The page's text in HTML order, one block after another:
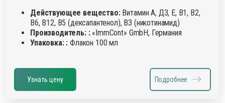
Действующее вещество:Витамин А, Д3, Е, В1, В2,
В6, В12, В5 (дексапантенол), В3 (никотинамид)
Производитель: :«ImmCont» GmbH, Германия
Упаковка: : Флакон 100 мл
Узнать цену Подробнее